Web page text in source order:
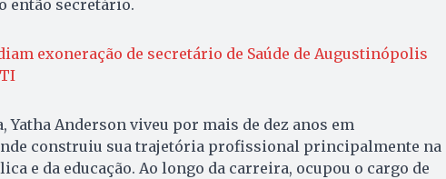
então secretário.
exoneração de secretário de Saúde de Augustinópolis
Yatha Anderson viveu por mais de dez anos em
construiu sua trajetória profissional principalmente na
e da educação. Ao longo da carreira, ocupou o cargo de